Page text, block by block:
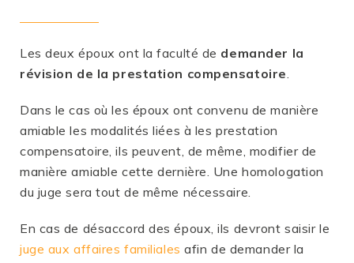
Les deux époux ont la faculté de demander la
révision de la prestation compensatoire.
Dans le cas où les époux ont convenu de manière
amiable les modalités liées à les prestation
compensatoire, ils peuvent, de même, modifier de
manière amiable cette dernière. Une homologation
du juge sera tout de même nécessaire.
En cas de désaccord des époux, ils devront saisir le
juge aux affaires familiales afin de demander la